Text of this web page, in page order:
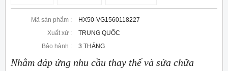
Mã sản phẩm :
HX50-VG1560118227
Xuất xứ :
TRUNG QUỐC
Bảo hành :
3 THÁNG
Nhằm đáp ứng nhu cầu thay thế và sửa chữa